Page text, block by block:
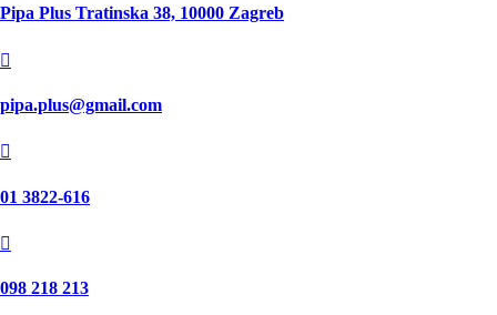
Pipa Plus Tratinska 38, 10000 Zagreb

pipa.plus@gmail.com

01 3822-616

098 218 213